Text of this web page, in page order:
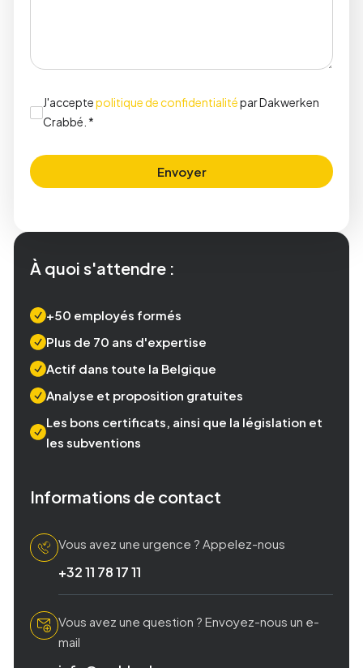
À quoi s'attendre :
Plus de 70 ans d'expertise
+50 employés formés
Actif dans toute la Belgique
Analyse et proposition gratuites
Les bons certificats, ainsi que la législation et
les subventions
Informations de contact
Vous avez une urgence ? Appelez-nous
+32 11 78 17 11
Vous avez une question ? Envoyez-nous un e-
mail
J'acceptepolitique de confidentialitépar Dakwerken
Crabbé. *